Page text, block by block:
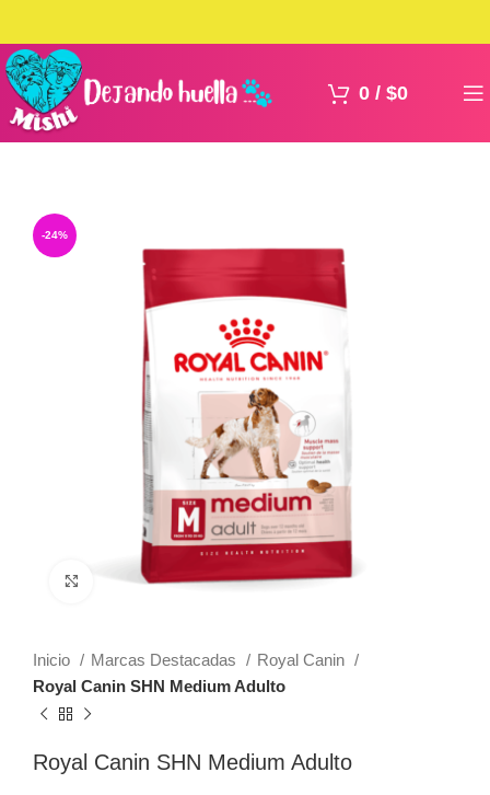
0 / $0
-24%
Click to enlarge
Inicio Marcas Destacadas
Royal Canin
Royal Canin SHN Medium Adulto
Royal Canin SHN Medium Adulto